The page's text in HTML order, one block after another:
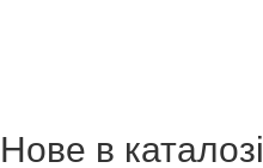
Нове в каталозі